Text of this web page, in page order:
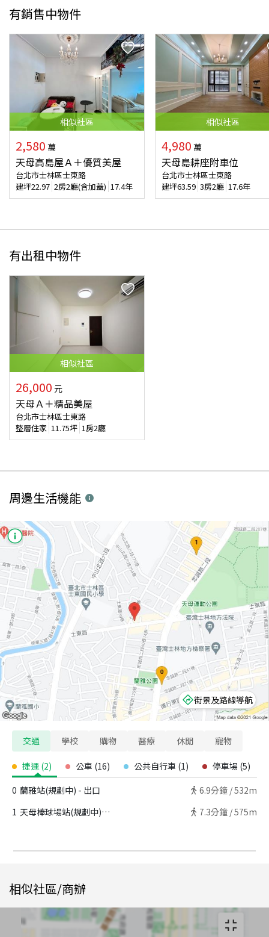
有銷售中物件
相似社區
2,580 萬
天母高島屋Ａ＋優質美屋
台北市士林區士東路
建坪22.97 2房2廳(含加蓋) 17.4年
相似社區
4,980 萬
天母島耕座附車位
台北市士林區士東路
建坪63.59 3房2廳 17.6年
有出租中物件
相似社區
26,000 元
天母Ａ＋精品美屋
台北市士林區士東路
整層住家 11.75坪 1房2廳
周邊生活機能
街景及路線導航
交通 學校 購物 醫療 休閒 寵物
捷運 (2) 公車 (16) 公共自行車 (1) 停車場 (5)
0 蘭雅站(規劃中) - 出口 6.9分鐘 /532m
1 天母棒球場站(規劃中) - 出口 7.3分鐘 /575m
相似社區/商辦